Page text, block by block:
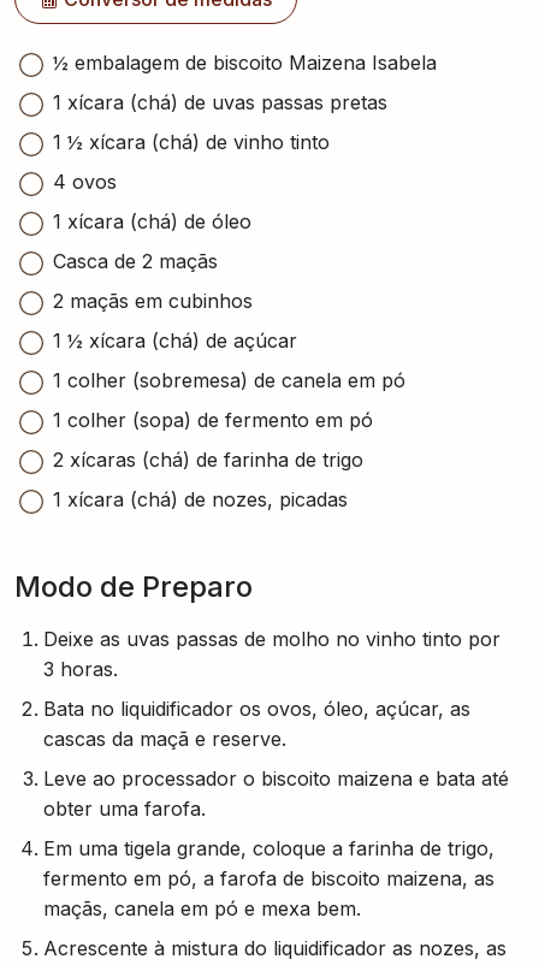
½ embalagem de biscoito Maizena Isabela
1 xícara (chá) de uvas passas pretas
1 ½ xícara (chá) de vinho tinto
4 ovos
1 xícara (chá) de óleo
Casca de 2 maçãs
2 maçãs em cubinhos
1 ½ xícara (chá) de açúcar
1 colher (sobremesa) de canela em pó
1 colher (sopa) de fermento em pó
2 xícaras (chá) de farinha de trigo
1 xícara (chá) de nozes, picadas
Modo de Preparo
Deixe as uvas passas de molho no vinho tinto por
3 horas.
Bata no liquidificador os ovos, óleo, açúcar, as
cascas da maçã e reserve.
Leve ao processador o biscoito maizena e bata até
obter uma farofa.
Em uma tigela grande, coloque a farinha de trigo,
fermento em pó, a farofa de biscoito maizena, as
maçãs, canela em pó e mexa bem.
Acrescente à mistura do liquidificador as nozes, as